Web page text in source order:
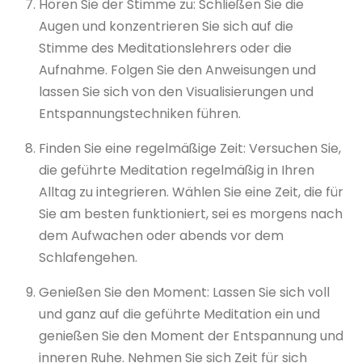
Hören Sie der Stimme zu: Schließen Sie die
Augen und konzentrieren Sie sich auf die
Stimme des Meditationslehrers oder die
Aufnahme. Folgen Sie den Anweisungen und
lassen Sie sich von den Visualisierungen und
Entspannungstechniken führen.
Finden Sie eine regelmäßige Zeit: Versuchen Sie,
die geführte Meditation regelmäßig in Ihren
Alltag zu integrieren. Wählen Sie eine Zeit, die für
Sie am besten funktioniert, sei es morgens nach
dem Aufwachen oder abends vor dem
Schlafengehen.
Genießen Sie den Moment: Lassen Sie sich voll
und ganz auf die geführte Meditation ein und
genießen Sie den Moment der Entspannung und
inneren Ruhe. Nehmen Sie sich Zeit für sich